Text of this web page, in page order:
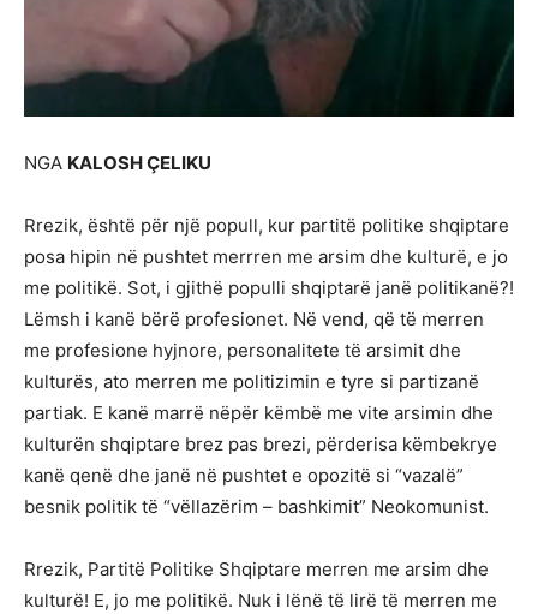
NGA KALOSHÇELIKU
Rrezik, është për një popull, kur partitë politike shqiptare
posa hipin në pushtet merrren me arsim dhe kulturë, e jo
me politikë. Sot, i gjithë populli shqiptarë janë politikanë?!
Lëmsh i kanë bërë profesionet. Në vend, që të merren
me profesione hyjnore, personalitete të arsimit dhe
kulturës, ato merren me politizimin e tyre si partizanë
partiak. E kanë marrë nëpër këmbë me vite arsimin dhe
kulturën shqiptare brez pas brezi, përderisa këmbekrye
kanë qenë dhe janë në pushtet e opozitë si “vazalë”
besnik politik të “vëllazërim – bashkimit” Neokomunist.
Rrezik, Partitë Politike Shqiptare merren me arsim dhe
kulturë! E, jo me politikë. Nuk i lënë të lirë të merren me